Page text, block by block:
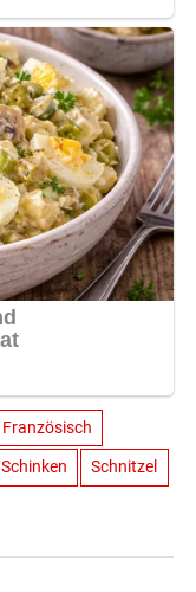
Französisch
Schinken Schnitzel